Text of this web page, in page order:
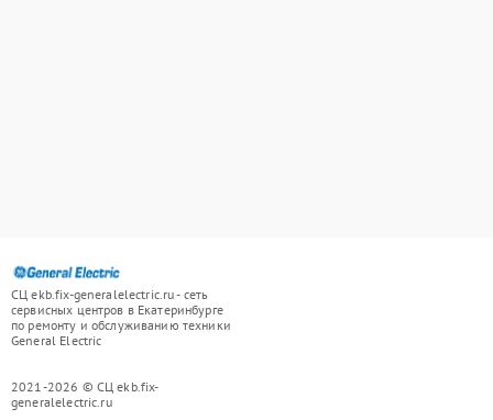
СЦ ekb.fix-generalelectric.ru - сеть
сервисных центров в Екатеринбурге
по ремонту и обслуживанию техники
General Electric
2021-2026 © СЦ ekb.fix-
generalelectric.ru